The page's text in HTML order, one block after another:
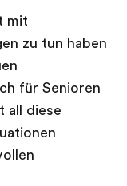
mit
zu tun haben
für Senioren
all diese